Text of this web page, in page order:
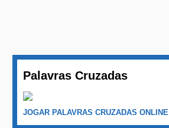
Palavras Cruzadas
JOGAR PALAVRAS CRUZADAS ONLINE